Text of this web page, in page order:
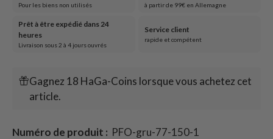
Pour les biens non utilisés à partir de 99€ en Allemagne
Prêt à être expédié dans 24
heures
Livraison sous 2 à 4 jours ouvrés
Service client
rapide et compétent
Gagnez 18 HaGa-Coins lorsque vous achetez cet
article.
Numéro de produit : PFO-gru-77-150-1